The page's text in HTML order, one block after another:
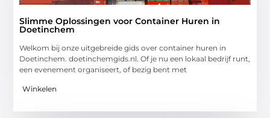
Slimme Oplossingen voor Container Huren in
Doetinchem
Welkom bij onze uitgebreide gids over container huren in
Doetinchem. doetinchemgids.nl. Of je nu een lokaal bedrijf runt,
een evenement organiseert, of bezig bent met
Winkelen